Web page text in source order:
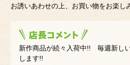
お誘いあわせの上、お買い物をお楽し
新作商品が続々入荷中!! 毎週新し
します!!